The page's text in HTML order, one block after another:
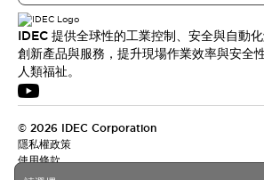
IDEC 提供全球性的工業控制、安全與自動
創新產品與服務，提升現場作業效率與安全
人類福祉。
© 2026 IDEC Corporation
隱私權政策
使用條款